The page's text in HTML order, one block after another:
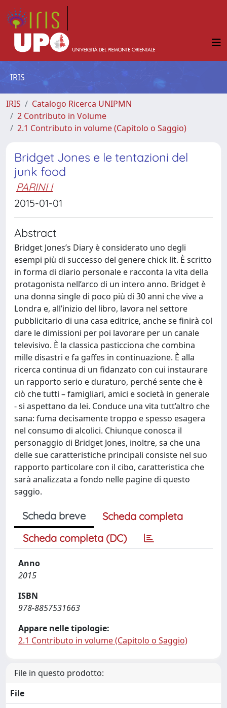
IRIS
IRIS
Catalogo Ricerca UNIPMN
2 Contributo in Volume
2.1 Contributo in volume (Capitolo o Saggio)
Bridget Jones e le tentazioni del
junk food
PARINI I
2015-01-01
Abstract
Bridget Jones’s Diary è considerato uno degli
esempi più di successo del genere chick lit. È scritto
in forma di diario personale e racconta la vita della
protagonista nell’arco di un intero anno. Bridget è
una donna single di poco più di 30 anni che vive a
Londra e, all’inizio del libro, lavora nel settore
pubblicitario di una casa editrice, anche se finirà col
dare le dimissioni per poi lavorare per un canale
televisivo. È la classica pasticciona che combina
mille disastri e fa gaffes in continuazione. È alla
ricerca continua di un fidanzato con cui instaurare
un rapporto serio e duraturo, perché sente che è
ciò che tutti – famigliari, amici e società in generale
- si aspettano da lei. Conduce una vita tutt’altro che
sana: fuma decisamente troppo e spesso esagera
nel consumo di alcolici. Chiunque conosca il
personaggio di Bridget Jones, inoltre, sa che una
delle sue caratteristiche principali consiste nel suo
rapporto particolare con il cibo, caratteristica che
sarà analizzata a fondo nelle pagine di questo
saggio.
Scheda breve
Scheda completa
Scheda completa (DC)
Anno
2015
ISBN
978-8857531663
Appare nelle tipologie:
2.1 Contributo in volume (Capitolo o Saggio)
File in questo prodotto:
File